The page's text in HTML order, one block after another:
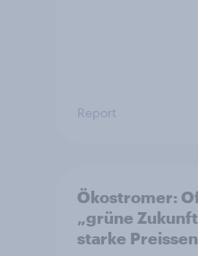
Report
Ökostromer:
„grüne
starke